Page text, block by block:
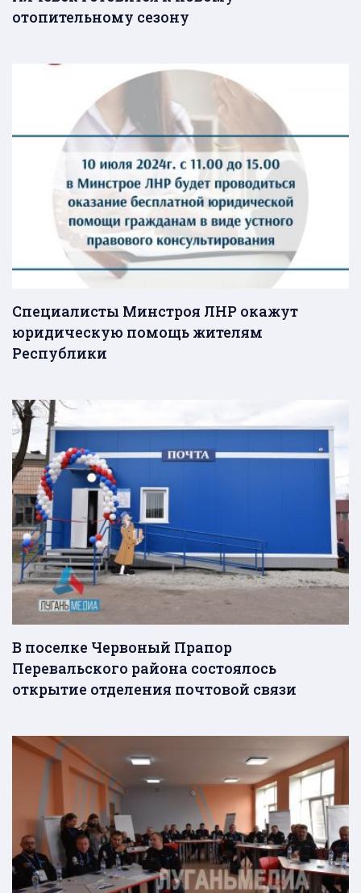
отопительному сезону
Специалисты Минстроя ЛНР окажут
юридическую помощь жителям
Республики
В поселке Червоный Прапор
Перевальского района состоялось
открытие отделения почтовой связи